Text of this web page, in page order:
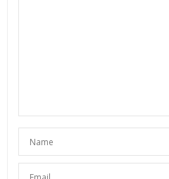
5. OKTOBER 2018 UM 12:44
hatte ich bei diesem
noch der Schnitt an